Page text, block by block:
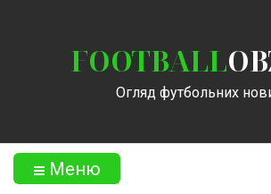
FOOTBALL
Огляд футбольних
Меню